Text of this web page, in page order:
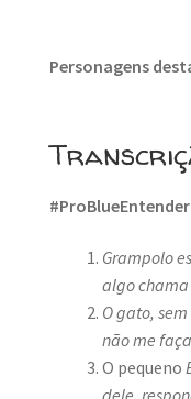
Personagens
#ProBlueEntender
Grampolo
algo
O gato, sem
não me
O pequeno